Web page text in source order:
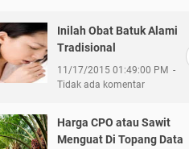
Inilah Obat Batuk Alami
Tradisional
11/17/2015 01:49:00 PM
Tidak ada komentar
Harga CPO atau Sawit
Menguat Di Topang Data